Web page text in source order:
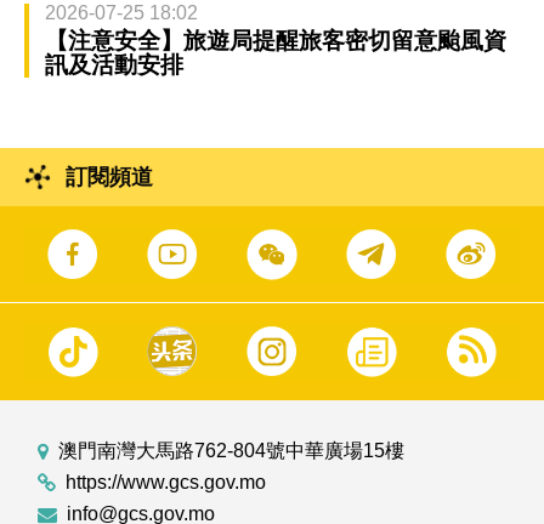
2026-07-25 18:02
【注意安全】旅遊局提醒旅客密切留意颱風資
訊及活動安排
訂閱頻道
澳門南灣大馬路762-804號中華廣場15樓
https://www.gcs.gov.mo
info@gcs.gov.mo